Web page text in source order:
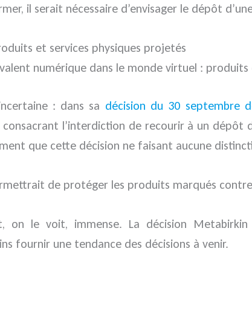
il serait nécessaire d’envisager le dépôt
et services physiques projetés
numérique dans le monde virtuel :
: dans sa décision du 30 septembre
consacrant l’interdiction de recourir à un
que cette décision ne faisant aucune
de protéger les produits marqués
on le voit, immense. La décision
fournir une tendance des décisions à venir.